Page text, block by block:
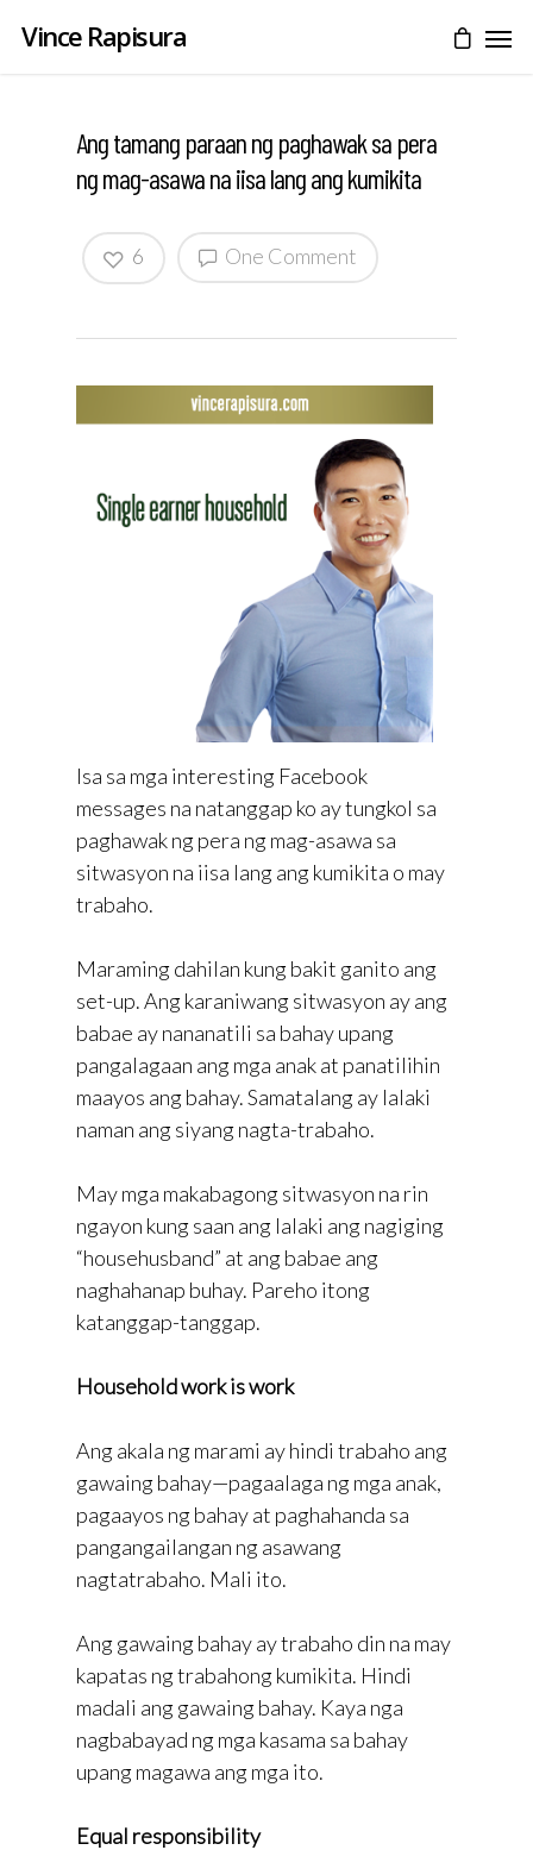
Vince Rapisura
Ang tamang paraan ng paghawak sa pera
ng mag-asawa na iisa lang ang kumikita
One Comment
6
Isa sa mga interesting Facebook
messages na natanggap ko ay tungkol sa
paghawak ng pera ng mag-asawa sa
sitwasyon na iisa lang ang kumikita o may
trabaho.
Maraming dahilan kung bakit ganito ang
set-up. Ang karaniwang sitwasyon ay ang
babae ay nananatili sa bahay upang
pangalagaan ang mga anak at panatilihin
maayos ang bahay. Samatalang ay lalaki
naman ang siyang nagta-trabaho.
May mga makabagong sitwasyon na rin
ngayon kung saan ang lalaki ang nagiging
“househusband” at ang babae ang
naghahanap buhay. Pareho itong
katanggap-tanggap.
Household work is work
Ang akala ng marami ay hindi trabaho ang
gawaing bahay—pagaalaga ng mga anak,
pagaayos ng bahay at paghahanda sa
pangangailangan ng asawang
nagtatrabaho. Mali ito.
Ang gawaing bahay ay trabaho din na may
kapatas ng trabahong kumikita. Hindi
madali ang gawaing bahay. Kaya nga
nagbabayad ng mga kasama sa bahay
upang magawa ang mga ito.
Equal responsibility